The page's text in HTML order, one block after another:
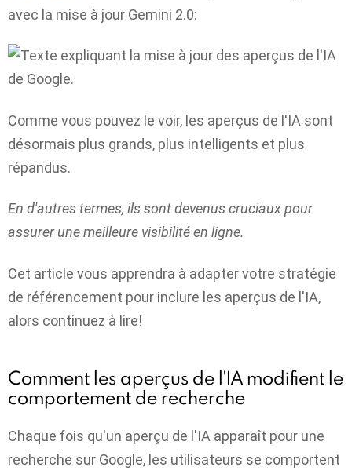
avec la mise à jour Gemini 2.0:
Comme vous pouvez le voir, les aperçus de l'IA sont
désormais plus grands, plus intelligents et plus
répandus.
En d'autres termes, ils sont devenus cruciaux pour
assurer une meilleure visibilité en ligne.
Cet article vous apprendra à adapter votre stratégie
de référencement pour inclure les aperçus de l'IA,
alors continuez à lire!
Comment les aperçus de l'IA modifient le
comportement de recherche
Chaque fois qu'un aperçu de l'IA apparaît pour une
recherche sur Google, les utilisateurs se comportent